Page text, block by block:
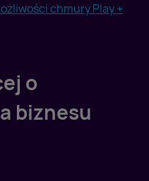
chmury Play +
o
biznesu